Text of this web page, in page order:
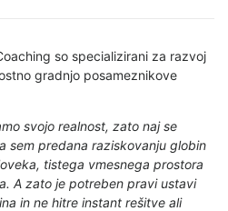
so specializirani za razvoj
gradnjo posameznikove
svojo realnost, zato naj se
sem predana raziskovanju globin
tistega vmesnega prostora
A zato je potreben pravi ustavi
in ne hitre instant rešitve ali